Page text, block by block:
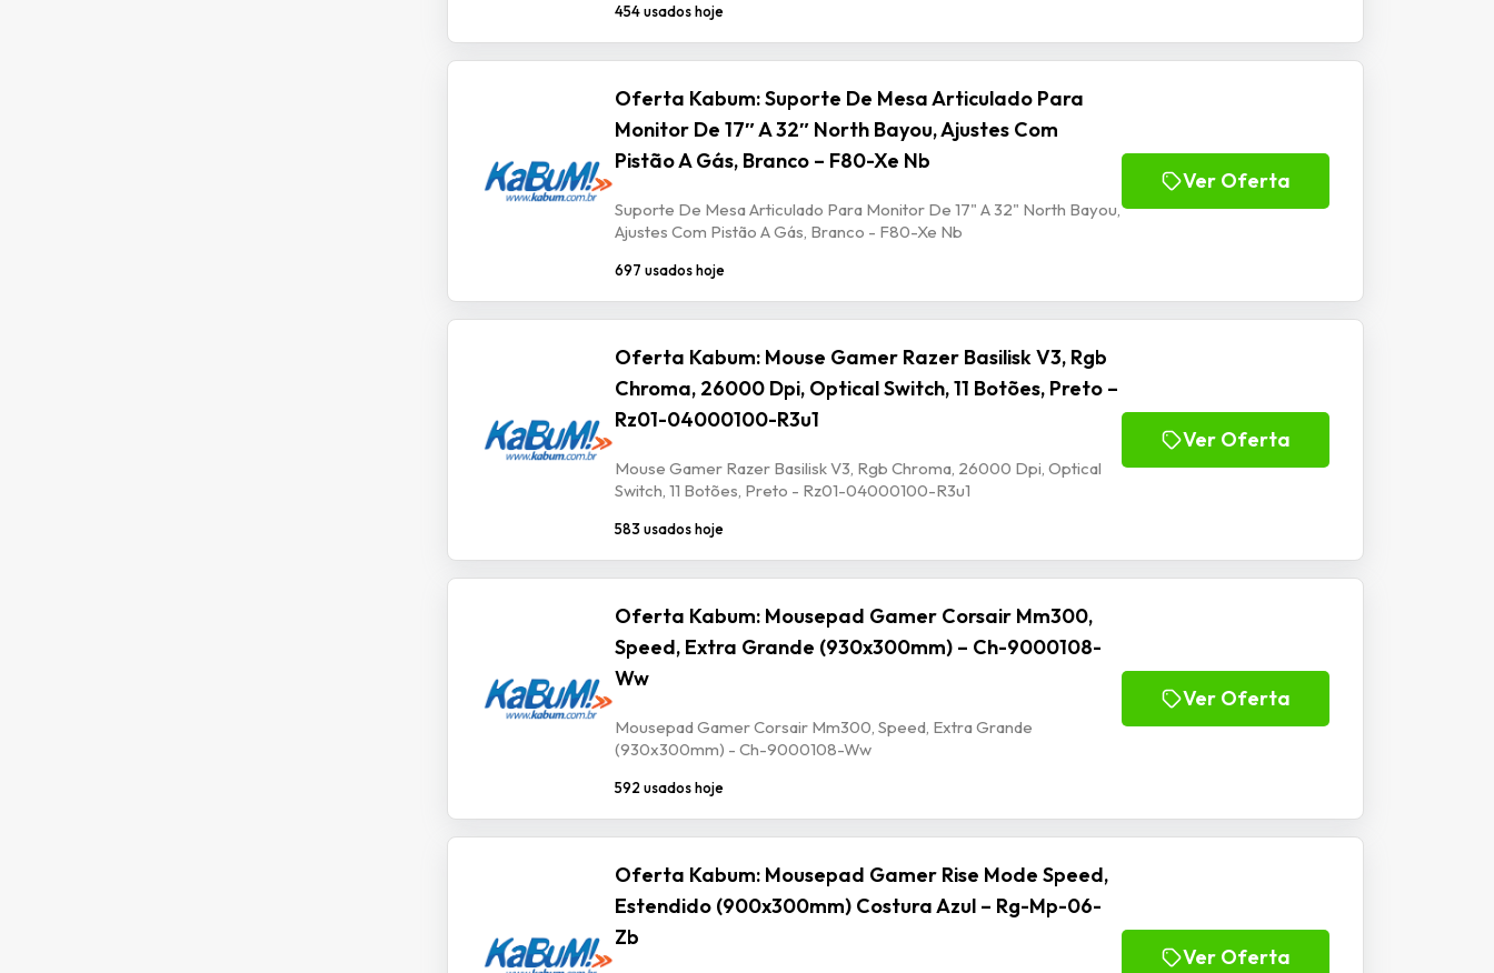
454 usados hoje
Oferta Kabum: Suporte De Mesa Articulado Para
Monitor De 17″ A 32″ North Bayou, Ajustes Com
Pistão A Gás, Branco – F80-Xe Nb
Suporte De Mesa Articulado Para Monitor De 17" A 32" North Bayou,
Ajustes Com Pistão A Gás, Branco - F80-Xe Nb
697 usados hoje
Ver Oferta
Oferta Kabum: Mouse Gamer Razer Basilisk V3, Rgb
Chroma, 26000 Dpi, Optical Switch, 11 Botões, Preto –
Rz01-04000100-R3u1
Mouse Gamer Razer Basilisk V3, Rgb Chroma, 26000 Dpi, Optical
Switch, 11 Botões, Preto - Rz01-04000100-R3u1
583 usados hoje
Ver Oferta
Oferta Kabum: Mousepad Gamer Corsair Mm300,
Speed, Extra Grande (930x300mm) – Ch-9000108-
Ww
Mousepad Gamer Corsair Mm300, Speed, Extra Grande
(930x300mm) - Ch-9000108-Ww
592 usados hoje
Ver Oferta
Oferta Kabum: Mousepad Gamer Rise Mode Speed,
Estendido (900x300mm) Costura Azul – Rg-Mp-06-
Zb
Ver Oferta